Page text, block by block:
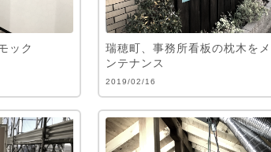
ック
瑞穂町、事務所看板の枕木をメ
ンテナンス
2019/02/16